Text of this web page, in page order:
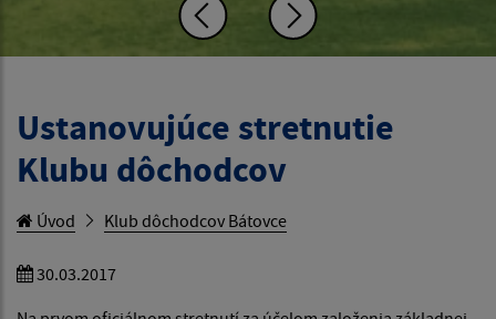
Ustanovujúce stretnutie
Klubu dôchodcov
Úvod Klub dôchodcov Bátovce
30.03.2017